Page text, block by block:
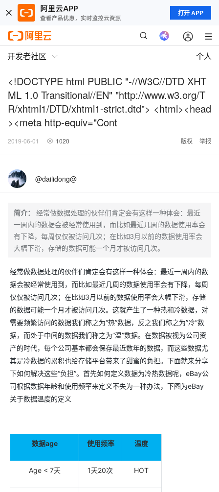
打开 APP
开发者社区 个人
<!DOCTYPE html PUBLIC "-//W3C//DTD XHT
ML 1.0 Transitional//EN" "http://www.w3.org/T
R/xhtml1/DTD/xhtml1-strict.dtd"> <html><head
><meta http-equiv="Cont
2019-06-01 1020 版权 举报
@dailidong@
简介：
经常做数据处理的伙伴们肯定会有这样一种体会：最近
一周内的数据会被经常使用到，而比如最近几周的数据使用率会
有下降，每周仅仅被访问几次；在比如3月以前的数据使用率会
大幅下滑，存储的数据可能一个月才被访问几次。
经常做数据处理的伙伴们肯定会有这样一种体会：最近一周内的数
据会被经常使用到，而比如最近几周的数据使用率会有下降，每周
仅仅被访问几次；在比如3月以前的数据使用率会大幅下滑，存储
的数据可能一个月才被访问几次。这就产生了一种热和冷数据，对
需要频繁访问的数据我们称之为“热”数据，反之我们称之为”冷”数
据，而处于中间的数据我们称之为”温”数据。在数据被视为公司资
产的时代，每个公司基本都会保存最近数年的数据，而这些数据尤
其是冷数据的累积也给存储平台带来了甜蜜的负担。下面就来分享
下如何解决这些“负担”。首先如何定义数据为冷热数据呢，eBay公
司根据数据年龄和使用频率来定义不失为一种办法，下图为eBay
关于数据温度的定义
数据age 使用频率 温度
Age < 7天 1天20次 HOT